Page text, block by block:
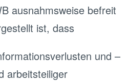
ausnahmsweise befreit
ist, dass
und –
arbeitsteiliger